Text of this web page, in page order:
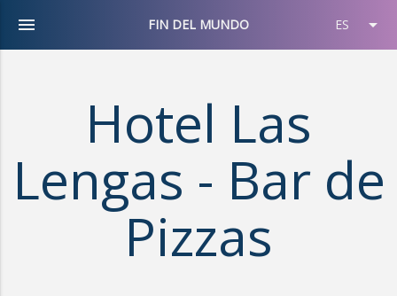
FIN DEL MUNDO
menu ES arrow_drop_down
Hotel Las
Lengas - Bar de
Pizzas